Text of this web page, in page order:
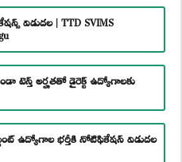
విడుదల | TTD SVIMS
టెన్త్ అర్హతతో డైరెక్ట్ ఉద్యోగాలకు
ఉద్యోగాల భర్తీకి నోటిఫికేషన్ విడుదల